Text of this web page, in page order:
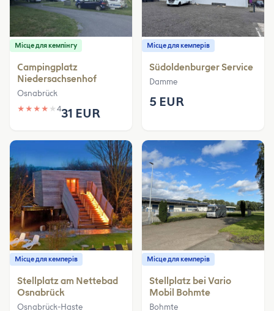
Місце для кемпінгу
Campingplatz
Niedersachsenhof
Osnabrück
★ ★ ★ ★ ★ 431 EUR
Місце для кемперів
Südoldenburger Service
Damme
5 EUR
Місце для кемперів
Stellplatz am Nettebad
Osnabrück
Osnabrück-Haste
Місце для кемперів
Stellplatz bei Vario
Mobil Bohmte
Bohmte